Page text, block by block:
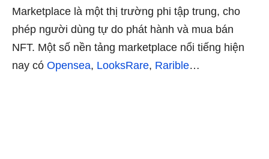
Marketplace là một thị trường phi tập trung, cho
phép người dùng tự do phát hành và mua bán
NFT. Một số nền tảng marketplace nổi tiếng hiện
nay có Opensea, LooksRare, Rarible…